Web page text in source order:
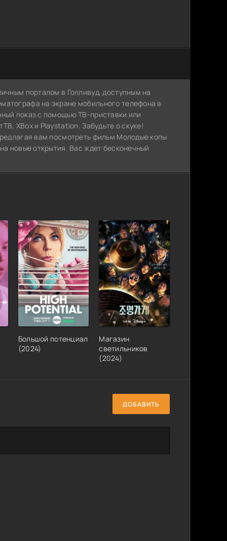
порталом в Голливуд, доступным на
на экране мобильного телефона в
показ с помощью ТВ-приставки или
XBox и Playstation. Забудьте о скуке!
вам посмотреть фильм Молодые копы
новые открытия. Вас ждет бесконечный
Большой потенциал
(2024)
Магазин
светильников
(2024)
ДОБАВИТЬ